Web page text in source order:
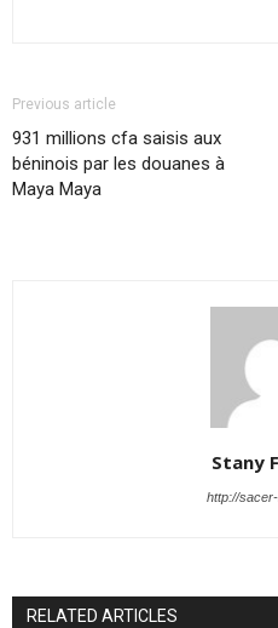
Previous article
931 millions cfa saisis aux
béninois par les douanes à
Maya Maya
Stany
http://
RELATED ARTICLES